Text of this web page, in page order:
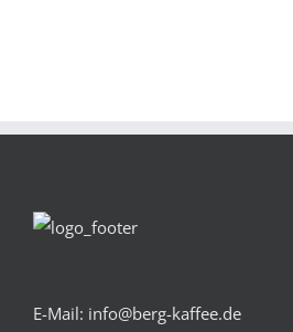
E-Mail: info@berg-kaffee.de